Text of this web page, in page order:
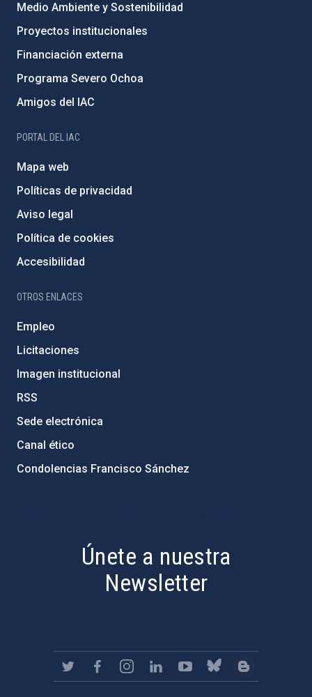
Medio Ambiente y Sostenibilidad
Proyectos institucionales
Financiación externa
Programa Severo Ochoa
Amigos del IAC
PORTAL DEL IAC
Mapa web
Políticas de privacidad
Aviso legal
Política de cookies
Accesibilidad
OTROS ENLACES
Empleo
Licitaciones
Imagen institucional
RSS
Sede electrónica
Canal ético
Condolencias Francisco Sánchez
Únete a nuestra
Newsletter